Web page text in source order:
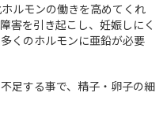
ルモンの働きを高めてくれ
害を引き起こし、妊娠しにく
くのホルモンに亜鉛が必要
足する事で、精子・卵子の細